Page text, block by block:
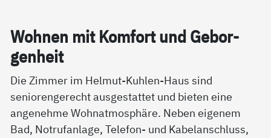
Woh­nen mit Kom­fort und Ge­bor­
gen­heit
Die Zimmer im Helmut-Kuhlen-Haus sind
seniorengerecht ausgestattet und bieten eine
angenehme Wohnatmosphäre. Neben eigenem
Bad, Notrufanlage, Telefon- und Kabelanschluss,